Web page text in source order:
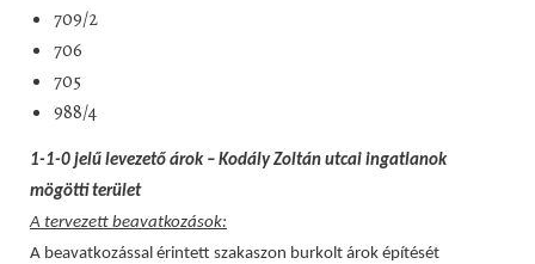
709/2
706
705
988/4
1-1-0 jelű levezető árok – Kodály Zoltán utcai ingatlanok
mögötti terület
A tervezett beavatkozások:
A beavatkozással érintett szakaszon burkolt árok építését